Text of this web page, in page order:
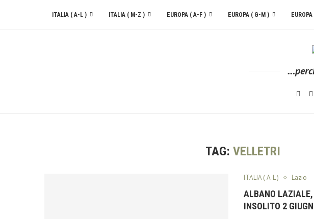
ITALIA ( A-L ) ITALIA ( M-Z ) EUROPA ( A-F ) EUROPA ( G-M )
TAG:VELLETRI
ITALIA ( A-L ) Lazio
ALBANO
INSOLITO 2